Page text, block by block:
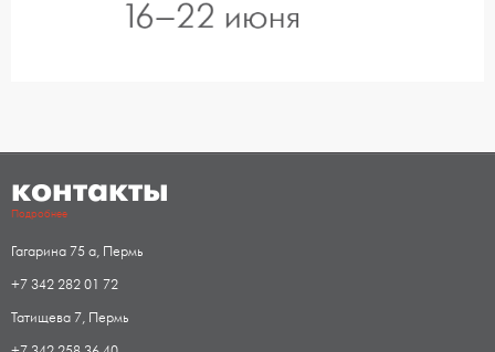
контакты
Подробнее
Гагарина 75 а, Пермь
+7 342 282 01 72
Татищева 7, Пермь